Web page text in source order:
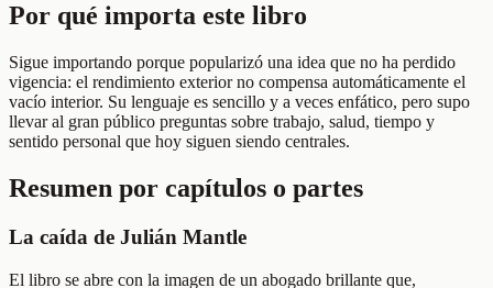
Por qué importa este libro
Sigue importando porque popularizó una idea que no ha perdido
vigencia: el rendimiento exterior no compensa automáticamente el
vacío interior. Su lenguaje es sencillo y a veces enfático, pero supo
llevar al gran público preguntas sobre trabajo, salud, tiempo y
sentido personal que hoy siguen siendo centrales.
Resumen por capítulos o partes
La caída de Julián Mantle
El libro se abre con la imagen de un abogado brillante que,